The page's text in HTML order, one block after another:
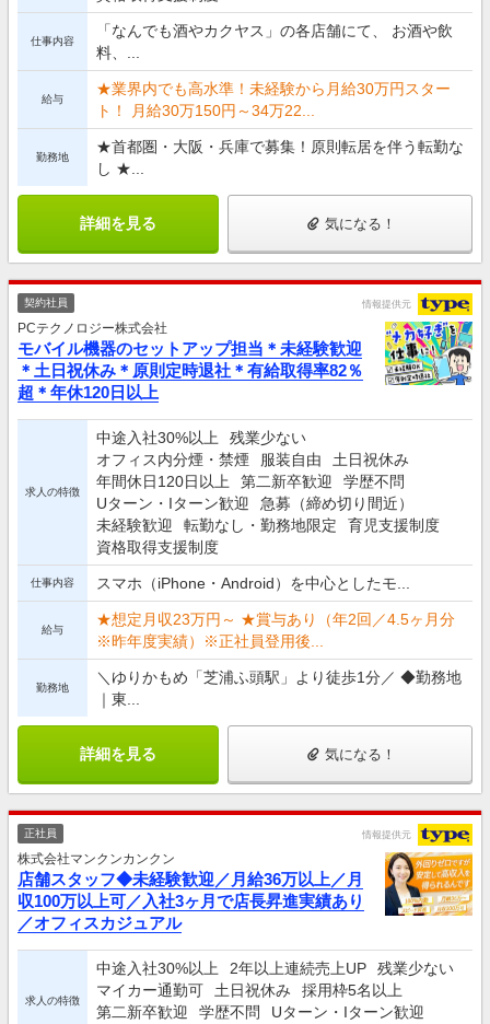
仕事内容
「なんでも酒やカクヤス」の各店舗にて、 お酒や飲
料、...
給与
★業界内でも高水準！未経験から月給30万円スター
ト！ 月給30万150円～34万22...
勤務地
★首都圏・大阪・兵庫で募集！原則転居を伴う転勤な
し ★...
詳細を見る 気になる！
契約社員 情報提供元
PCテクノロジー株式会社
モバイル機器のセットアップ担当＊未経験歓迎
＊土日祝休み＊原則定時退社＊有給取得率82％
超＊年休120日以上
求人の特徴
中途入社30%以上
残業少ない
オフィス内分煙・禁煙
服装自由
土日祝休み
年間休日120日以上
第二新卒歓迎
学歴不問
Uターン・Iターン歓迎
急募（締め切り間近）
未経験歓迎
転勤なし・勤務地限定
育児支援制度
資格取得支援制度
仕事内容 スマホ（iPhone・Android）を中心としたモ...
給与
★想定月収23万円～ ★賞与あり（年2回／4.5ヶ月分
※昨年度実績）※正社員登用後...
勤務地
＼ゆりかもめ「芝浦ふ頭駅」より徒歩1分／ ◆勤務地
｜東...
詳細を見る 気になる！
正社員 情報提供元
株式会社マンクンカンクン
店舗スタッフ◆未経験歓迎／月給36万以上／月
収100万以上可／入社3ヶ月で店長昇進実績あり
／オフィスカジュアル
求人の特徴
中途入社30%以上 2年以上連続売上UP
残業少ない
マイカー通勤可
土日祝休み
採用枠5名以上
第二新卒歓迎
学歴不問
Uターン・Iターン歓迎